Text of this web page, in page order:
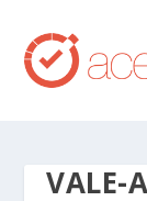
VALE-